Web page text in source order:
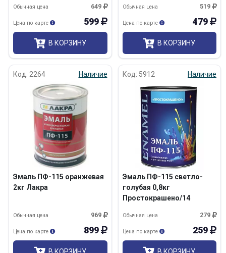
649
Обычная цена
599
Цена по карте
В КОРЗИНУ
519
Обычная цена
479
Цена по карте
В КОРЗИНУ
Код: 2264 Наличие
Эмаль ПФ-115 оранжевая
2кг Лакра
969
Обычная цена
899
Цена по карте
Код: 5912 Наличие
Эмаль ПФ-115 светло-
голубая 0,8кг
Простокрашено/14
279
Обычная цена
259
Цена по карте